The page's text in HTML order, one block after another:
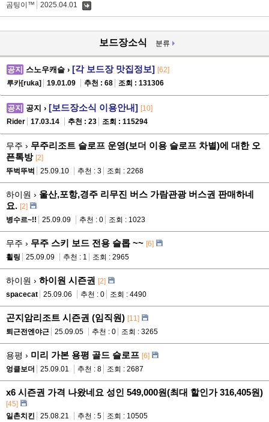
곰팅이™ 2025.04.01
보드장소식 분류
공지 스노우캐슬 › [각 보드장 맛집정보] [62]
루카[ruka]
19.01.09 추천 : 68 조회 : 131306
공지 공지 › [보드장소식 이용안내] [10]
Rider
17.03.14 추천 : 23 조회 : 115294
무주 › 무주리조트 슬로프 운영(보더 이용 슬로프 차별)에 대한 오
픈톡방 [2]
뚜벅뚜벅
25.09.10 추천 : 3 조회 : 2268
하이원 › 울산,포항,경주 리무진 버스 가람관광 버스권 판매하네
요. [2]
병수르~!!
25.09.09 추천 : 0 조회 : 1023
무주 › 무주 스키 보드 전용 슬롭 ~~ [6]
휠링
25.09.09 추천 : 1 조회 : 2965
하이원 › 하이원 시즌권 [2]
spacecat
25.09.06 추천 : 0 조회 : 4490
곤지암리조트 시즌권 (임직원) [11]
퇴근전엔야근
25.09.05 추천 : 0 조회 : 3265
용평 › 미리 가본 용평 골드 슬로프 [6]
엉클보더
25.09.01 추천 : 8 조회 : 2687
x6 시즌권 가격 나왔네요 성인 549,000원(최대 할인가 316,405원)
[45]
일촌치킨
25.08.21 추천 : 5 조회 : 10505